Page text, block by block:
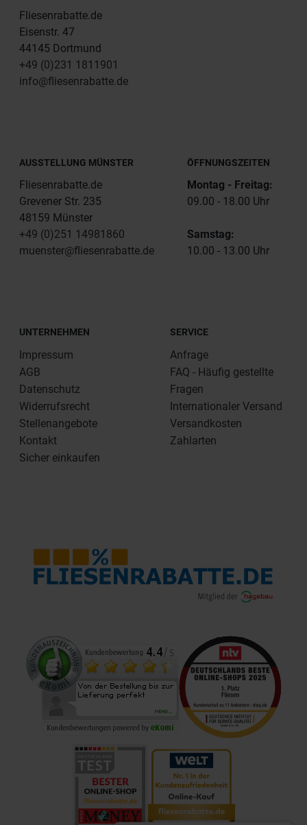
Fliesenrabatte.de
Eisenstr. 47
44145 Dortmund
+49 (0)231 1811901
info@fliesenrabatte.de
AUSSTELLUNG MÜNSTER
Fliesenrabatte.de
Grevener Str. 235
48159 Münster
+49 (0)251 14981860
muenster@fliesenrabatte.de
ÖFFNUNGSZEITEN
Montag - Freitag:
09.00 - 18.00 Uhr
Samstag:
10.00 - 13.00 Uhr
UNTERNEHMEN
Impressum
AGB
Datenschutz
Widerrufsrecht
Stellenangebote
Kontakt
Sicher einkaufen
SERVICE
Anfrage
FAQ - Häufig gestellte
Fragen
Internationaler Versand
Versandkosten
Zahlarten